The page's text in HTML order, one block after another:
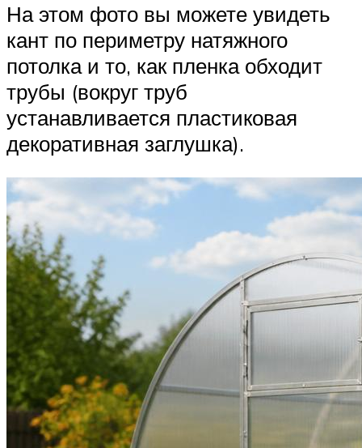
На этом фото вы можете увидеть
кант по периметру натяжного
потолка и то, как пленка обходит
трубы (вокруг труб
устанавливается пластиковая
декоративная заглушка).